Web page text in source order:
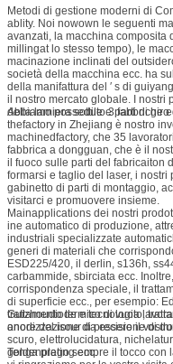
Metodi di gestione moderni di
ablity. Noi nowown le seguenti
avanzati, la macchina composita
millingat lo stesso tempo), le
macinazione inclinati del
società della macchina ecc. ha
della manifattura del ′ s di
il nostro mercato globale. I nostri
della lamiera sottile e parti di
Abbiamo posseduto 3 fabbriche
thefactory in Zhejiang è nostro
machinedfactory, che 35
fabbrica a dongguan, che è il
il fuoco sulle parti del fabricaiton
formarsi e taglio del laser, i
gabinetto di parti di montaggio,
visitarci e promuovere insieme.
Mainapplications dei nostri
ine automatico di produzione,
industriali specializzate
generi di materiali che
ESD225/420, il derlin, s136h,
carbammide, sbirciata ecc.
corrispondenza speciale, il
di superficie ecc., per esempio:
trattamento termico di vuoto,
anodizzazione di precisione di
scuro, elettrolucidatura,
goldenplating ecc.
Guizhoudiode e tecnologia
onore del isour da essere il
Tenga prego sempre il tocco con